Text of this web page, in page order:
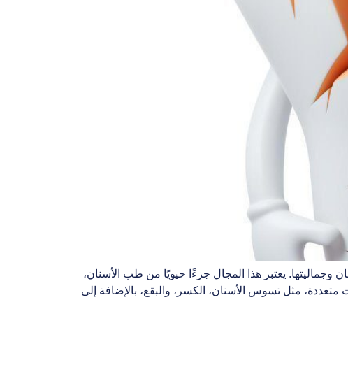
يعتبر هذا المجال جزءًا حيويًا من طب الأسنان،
مثل تسوس الأسنان، الكسر، والبقع، بالإضافة إلى